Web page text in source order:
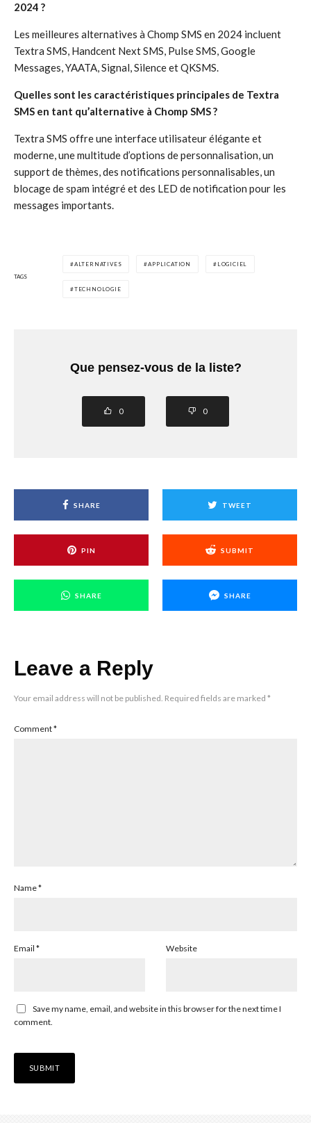
2024 ?
Les meilleures alternatives à Chomp SMS en 2024 incluent
Textra SMS, Handcent Next SMS, Pulse SMS, Google
Messages, YAATA, Signal, Silence et QKSMS.
Quelles sont les caractéristiques principales de Textra
SMS en tant qu’alternative à Chomp SMS ?
Textra SMS offre une interface utilisateur élégante et
moderne, une multitude d’options de personnalisation, un
support de thèmes, des notifications personnalisables, un
blocage de spam intégré et des LED de notification pour les
messages importants.
TAGS
ALTERNATIVES APPLICATION LOGICIEL
TECHNOLOGIE
Que pensez-vous de la liste?
0 0
SHARE TWEET
PIN SUBMIT
SHARE SHARE
Leave a Reply
Your email address will not be published. Required fields are marked *
Comment*
Name*
Email * Website
Save my name, email, and website in this browser for the next time I
comment.